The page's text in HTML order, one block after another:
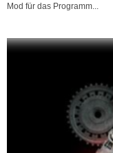
Mod für das Programm...